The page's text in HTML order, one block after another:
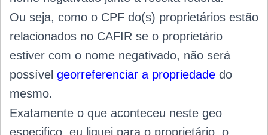
Ou seja, como o CPF do(s) proprietários estão
relacionados no CAFIR se o proprietário
estiver com o nome negativado, não será
possível georreferenciar a propriedade do
mesmo.
Exatamente o que aconteceu neste geo
especifico, eu liguei para o proprietário, o